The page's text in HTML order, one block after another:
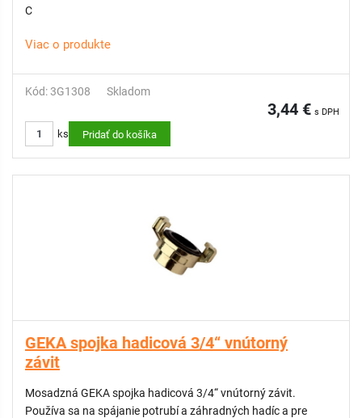
C
Viac o produkte
Kód: 3G1308 Skladom
3,44 € s DPH
ks Pridať do košíka
GEKA spojka hadicová 3/4“ vnútorný
závit
Mosadzná GEKA spojka hadicová 3/4“ vnútorný závit.
Používa sa na spájanie potrubí a záhradných hadíc a pre